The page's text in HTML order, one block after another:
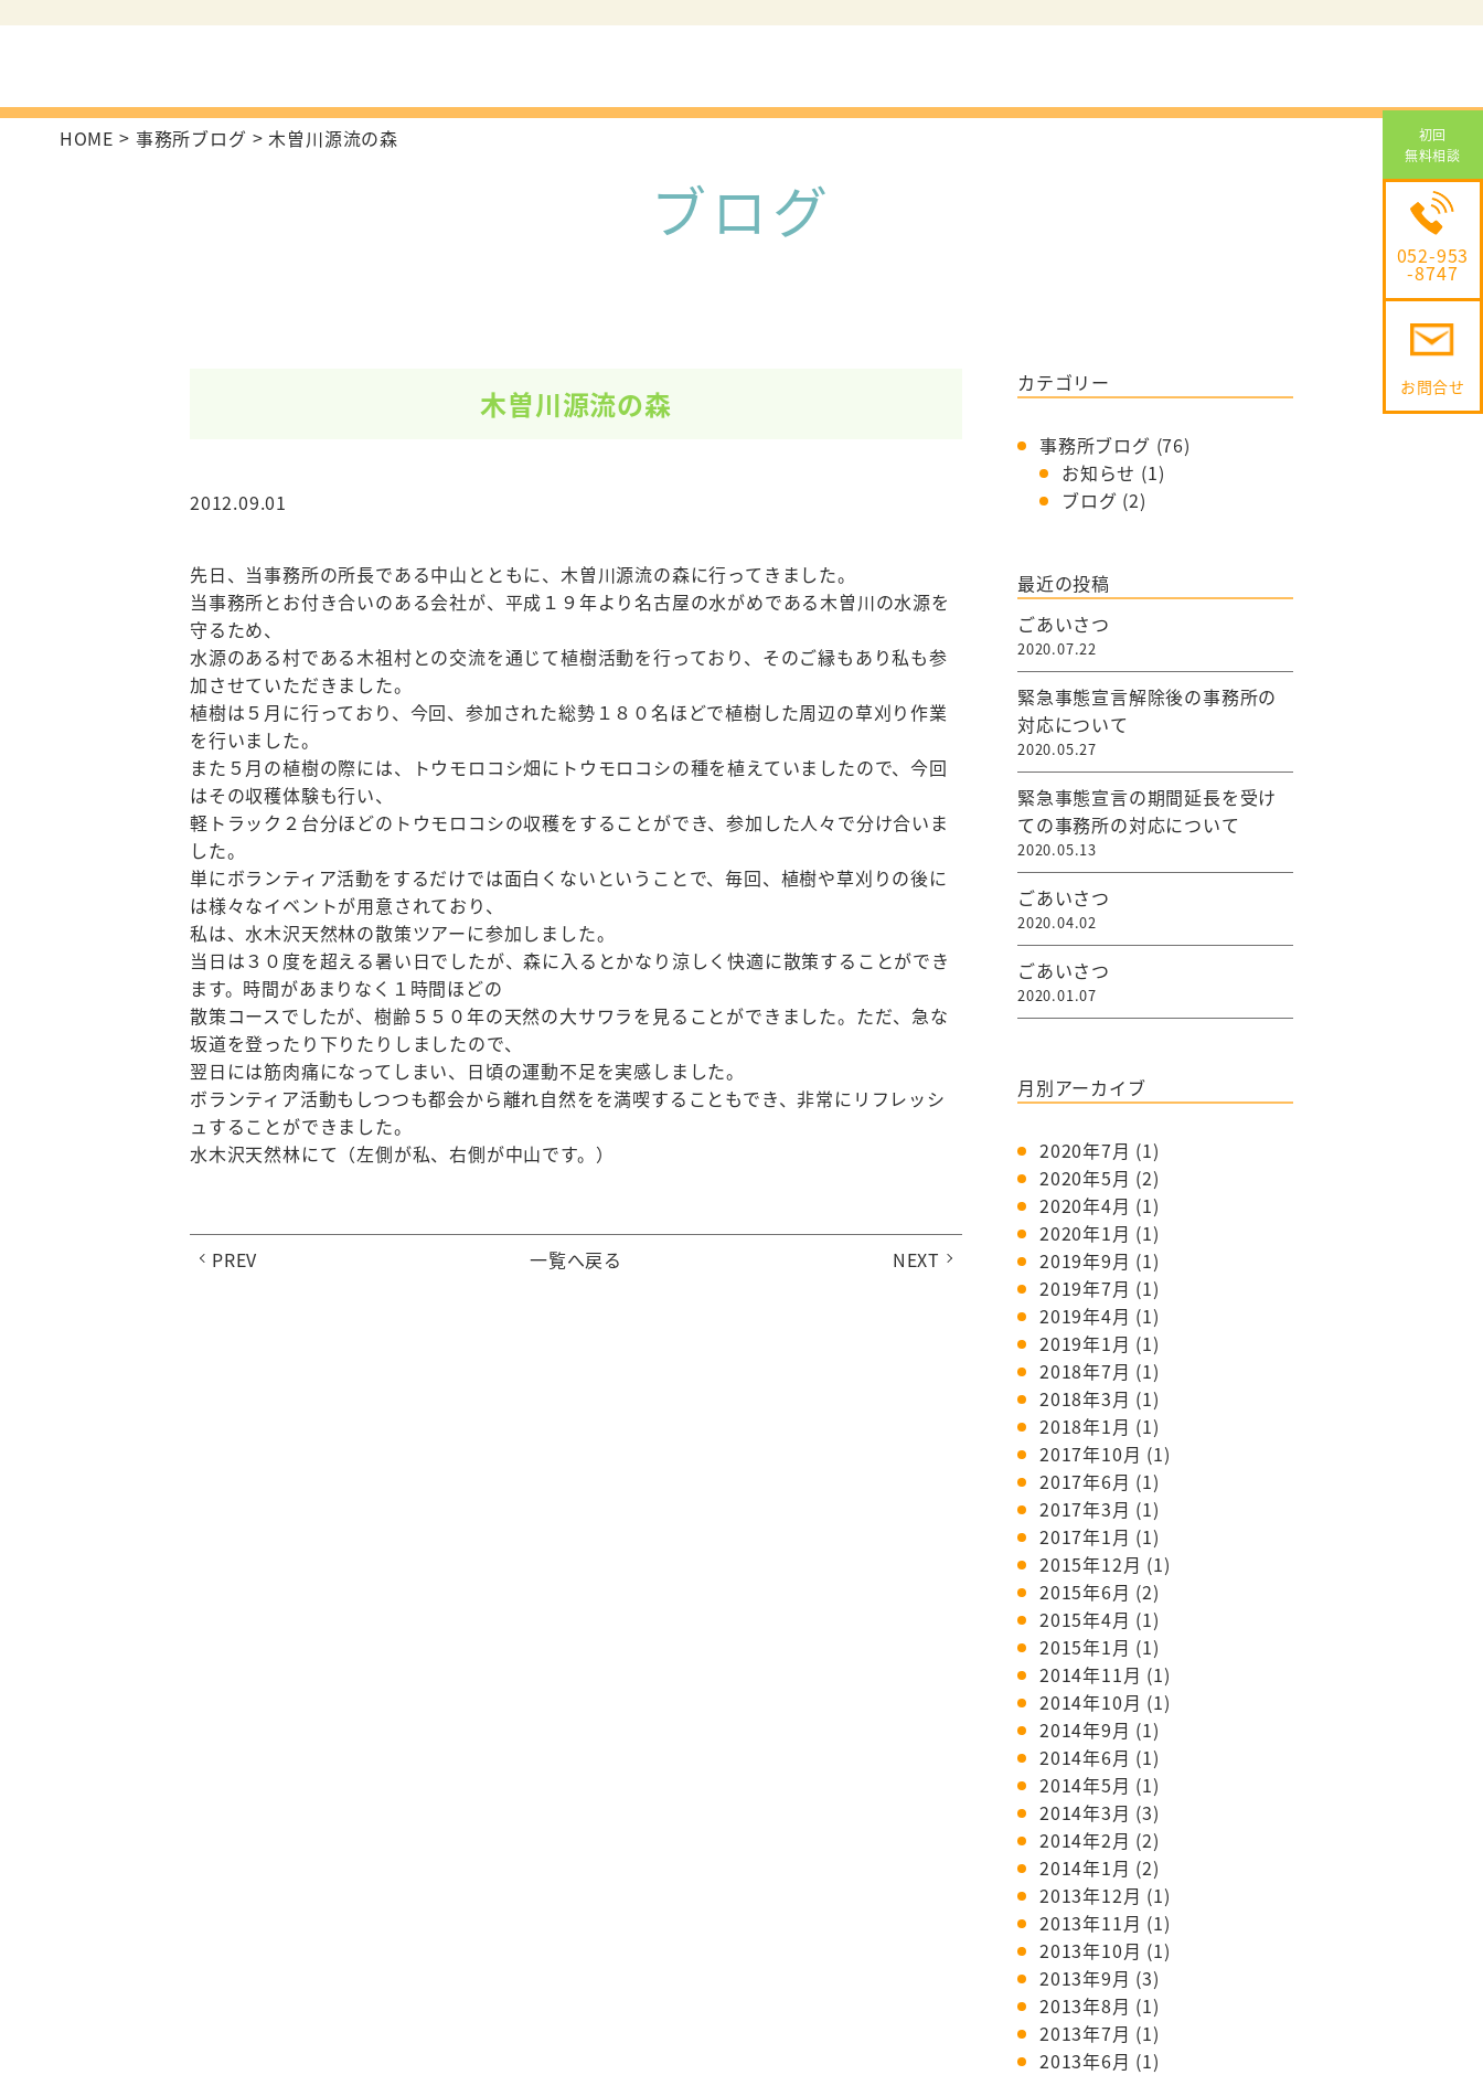
事業所紹介
相続・遺言・
離婚問題
HOME 事務所ブログ 木曽川源流の森
ブログ
木曽川源流の森
2012.09.01
先日、当事務所の所長である中山とともに、木曽川源流の森に行ってきました。
当事務所とお付き合いのある会社が、平成１９年より名古屋の水がめである木曽川の水源を
守るため、
水源のある村である木祖村との交流を通じて植樹活動を行っており、そのご縁もあり私も参
加させていただきました。
植樹は５月に行っており、今回、参加された総勢１８０名ほどで植樹した周辺の草刈り作業
を行いました。
また５月の植樹の際には、トウモロコシ畑にトウモロコシの種を植えていましたので、今回
はその収穫体験も行い、
軽トラック２台分ほどのトウモロコシの収穫をすることができ、参加した人々で分け合いま
した。
単にボランティア活動をするだけでは面白くないということで、毎回、植樹や草刈りの後に
は様々なイベントが用意されており、
私は、水木沢天然林の散策ツアーに参加しました。
当日は３０度を超える暑い日でしたが、森に入るとかなり涼しく快適に散策することができ
ます。時間があまりなく１時間ほどの
散策コースでしたが、樹齢５５０年の天然の大サワラを見ることができました。ただ、急な
坂道を登ったり下りたりしましたので、
翌日には筋肉痛になってしまい、日頃の運動不足を実感しました。
ボランティア活動もしつつも都会から離れ自然をを満喫することもでき、非常にリフレッシ
ュすることができました。
水木沢天然林にて（左側が私、右側が中山です。）
PREV 一覧へ戻る NEXT
カテゴリー
事務所ブログ (76)
お知らせ (1)
ブログ (2)
最近の投稿
ごあいさつ
2020.07.22
緊急事態宣言解除後の事務所の
対応について
2020.05.27
緊急事態宣言の期間延長を受け
ての事務所の対応について
2020.05.13
ごあいさつ
2020.04.02
ごあいさつ
2020.01.07
月別アーカイブ
2020年7月 (1)
2020年5月 (2)
2020年4月 (1)
2020年1月 (1)
2019年9月 (1)
2019年7月 (1)
2019年4月 (1)
2019年1月 (1)
2018年7月 (1)
2018年3月 (1)
2018年1月 (1)
2017年10月 (1)
2017年6月 (1)
2017年3月 (1)
2017年1月 (1)
2015年12月 (1)
2015年6月 (2)
2015年4月 (1)
2015年1月 (1)
2014年11月 (1)
2014年10月 (1)
2014年9月 (1)
2014年6月 (1)
2014年5月 (1)
2014年3月 (3)
2014年2月 (2)
2014年1月 (2)
2013年12月 (1)
2013年11月 (1)
2013年10月 (1)
2013年9月 (3)
2013年8月 (1)
2013年7月 (1)
2013年6月 (1)
初回
無料相談
052-953
-8747
お問合せ